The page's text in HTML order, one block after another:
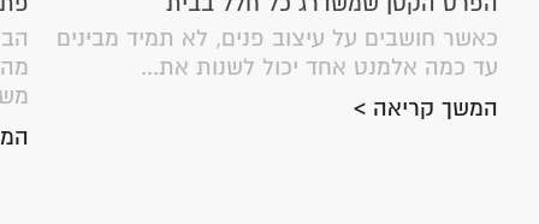
כאשר חושבים על עיצוב פנים, לא תמיד מבינים
עד כמה אלמנט אחד יכול לשנות את...
המשך קריאה >